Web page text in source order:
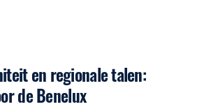
en regionale talen:
de Benelux